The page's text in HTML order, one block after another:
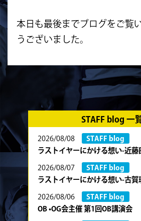
本日も最後までブログをご覧
うございました。
STAFF blog 一
2026/08/08
STAFF blog
ラストイヤーにかける想い-近藤
2026/08/07
STAFF blog
ラストイヤーにかける想い-古賀
2026/08/06
STAFF blog
OB •OG会主催 第1回OB講演会